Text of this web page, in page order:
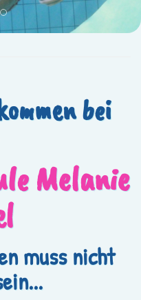
bei
Melanie
muss nicht